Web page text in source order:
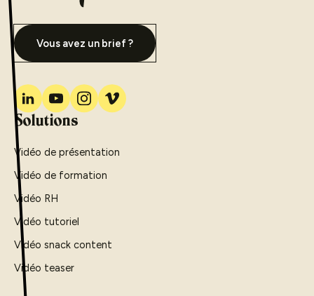
Vous avez un brief ?
Solutions
Vidéo de présentation
Vidéo de formation
Vidéo RH
Vidéo tutoriel
Vidéo snack content
Vidéo teaser